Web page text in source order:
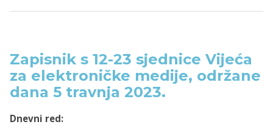
Zapisnik s 12-23 sjednice Vijeća
za elektroničke medije, održane
dana 5 travnja 2023.
Dnevni red: